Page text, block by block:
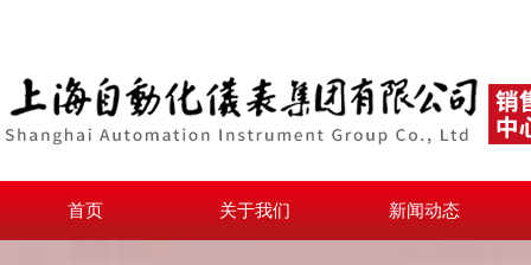
首页 关于我们 新闻动态